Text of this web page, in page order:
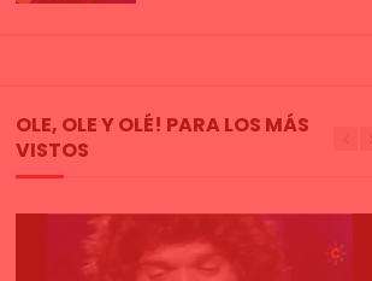
OLE, OLE Y OLÉ! PARA LOS MÁS
VISTOS